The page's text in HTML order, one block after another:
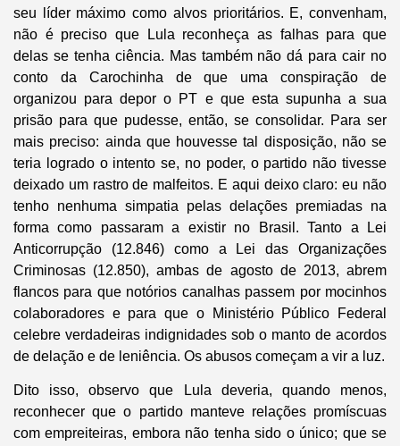
seu líder máximo como alvos prioritários. E, convenham,
não é preciso que Lula reconheça as falhas para que
delas se tenha ciência. Mas também não dá para cair no
conto da Carochinha de que uma conspiração de
organizou para depor o PT e que esta supunha a sua
prisão para que pudesse, então, se consolidar. Para ser
mais preciso: ainda que houvesse tal disposição, não se
teria logrado o intento se, no poder, o partido não tivesse
deixado um rastro de malfeitos. E aqui deixo claro: eu não
tenho nenhuma simpatia pelas delações premiadas na
forma como passaram a existir no Brasil. Tanto a Lei
Anticorrupção (12.846) como a Lei das Organizações
Criminosas (12.850), ambas de agosto de 2013, abrem
flancos para que notórios canalhas passem por mocinhos
colaboradores e para que o Ministério Público Federal
celebre verdadeiras indignidades sob o manto de acordos
de delação e de leniência. Os abusos começam a vir a luz.
Dito isso, observo que Lula deveria, quando menos,
reconhecer que o partido manteve relações promíscuas
com empreiteiras, embora não tenha sido o único; que se